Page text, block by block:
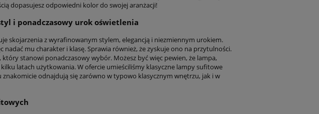
dopasujesz odpowiedni kolor do swojej aranżacji!
i ponadczasowy urok oświetlenia
skojarzenia z wyrafinowanym stylem, elegancją i niezmiennym urokiem.
mu charakter i klasę. Sprawia również, że zyskuje ono na przytulności.
stanowi ponadczasowy wybór. Możesz być więc pewien, że lampa,
latach użytkowania. W ofercie umieściliśmy klasyczne lampy sufitowe
odnajdują się zarówno w typowo klasycznym wnętrzu, jak i w